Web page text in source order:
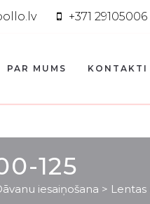
+371 29105006
PAR MUMS KONTAKTI
125
iesaiņošana > Lentas